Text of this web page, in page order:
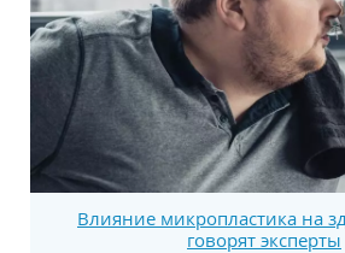
Влияние микропластика на
говорят эксперты